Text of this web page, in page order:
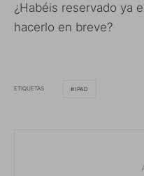
¿Habéis reservado ya
hacerlo en breve?
ETIQUETAS IPAD